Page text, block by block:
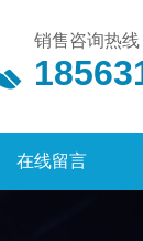
销售咨询热线
在线留言